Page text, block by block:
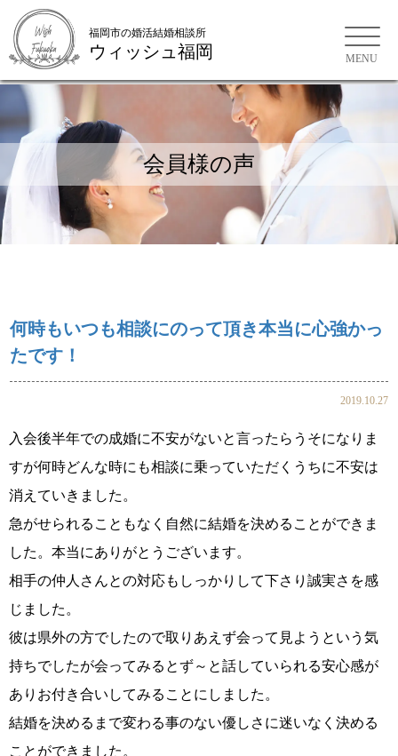
会員様の声
ウィッシュの婚活メソッド
ご成婚までの流れ 親御様から始める婚活
福岡市の婚活結婚相談所
ウィッシュ福岡
会員様の声
何時もいつも相談にのって頂き本当に心強かっ
たです！
2019.10.27
入会後半年での成婚に不安がないと言ったらうそになりま
すが何時どんな時にも相談に乗っていただくうちに不安は
消えていきました。
急がせられることもなく自然に結婚を決めることができま
した。本当にありがとうございます。
相手の仲人さんとの対応もしっかりして下さり誠実さを感
じました。
彼は県外の方でしたので取りあえず会って見ようという気
持ちでしたが会ってみるとず～と話していられる安心感が
ありお付き合いしてみることにしました。
結婚を決めるまで変わる事のない優しさに迷いなく決める
ことができました。